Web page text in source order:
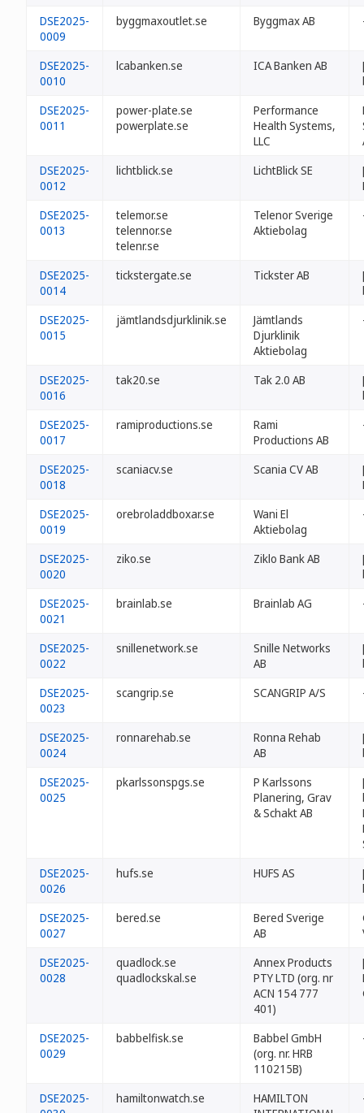
DSE2025-
0009
byggmaxoutlet.se Byggmax AB
DSE2025-
0010
lcabanken.se ICA Banken AB
DSE2025-
0011
power-plate.se
powerplate.se
Performance
Health Systems,
LLC
DSE2025-
0012
lichtblick.se LichtBlick SE
DSE2025-
0013
telemor.se
telennor.se
telenr.se
Telenor Sverige
Aktiebolag
DSE2025-
0014
tickstergate.se Tickster AB
DSE2025-
0015
jämtlandsdjurklinik.se
Jämtlands
Djurklinik
Aktiebolag
DSE2025-
0016
tak20.se Tak 2.0 AB
DSE2025-
0017
ramiproductions.se
Rami
Productions AB
DSE2025-
0018
scaniacv.se Scania CV AB
DSE2025-
0019
orebroladdboxar.se
Wani El
Aktiebolag
DSE2025-
0020
ziko.se Ziklo Bank AB
DSE2025-
0021
brainlab.se Brainlab AG
DSE2025-
0022
snillenetwork.se
Snille Networks
AB
DSE2025-
0023
scangrip.se SCANGRIP A/S
DSE2025-
0024
ronnarehab.se
Ronna Rehab
AB
DSE2025-
0025
pkarlssonspgs.se
P Karlssons
Planering, Grav
& Schakt AB
DSE2025-
0026
hufs.se HUFS AS
DSE2025-
0027
bered.se
Bered Sverige
AB
DSE2025-
0028
quadlock.se
quadlockskal.se
Annex Products
PTY LTD (org. nr
ACN 154 777
401)
DSE2025-
0029
babbelfisk.se
Babbel GmbH
(org. nr. HRB
110215B)
DSE2025-
hamiltonwatch.se
HAMILTON